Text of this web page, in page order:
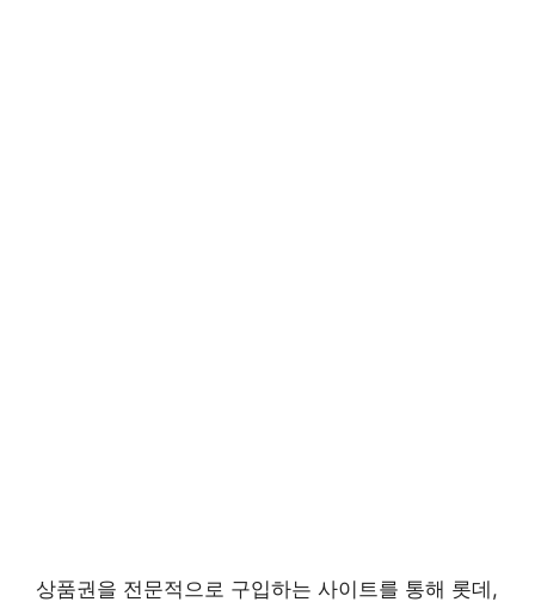
상품권을 전문적으로 구입하는 사이트를 통해 롯데,